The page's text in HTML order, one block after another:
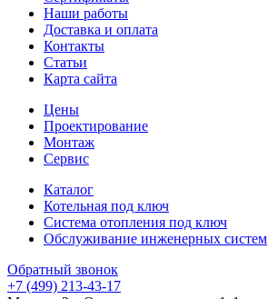
Наши работы
Доставка и оплата
Контакты
Статьи
Карта сайта
Цены
Проектирование
Монтаж
Сервис
Каталог
Котельная под ключ
Система отопления под ключ
Обслуживание инженерных систем
Обратный звонок
+7 (499) 213-43-17